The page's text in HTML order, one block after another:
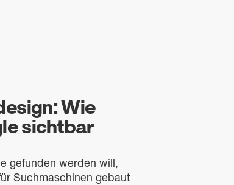
Wie
sichtbar
gefunden werden will,
Suchmaschinen gebaut